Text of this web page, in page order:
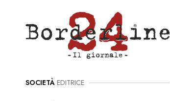
SOCIETÀ EDITRICE